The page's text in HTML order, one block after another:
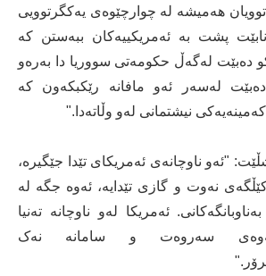
هەمیشە لە چوارچێوەی یەکگرتوویی
پشت بە ئەمریکییەکان ببەستن کە
دەبێت لەگەڵ حکومەتی سووریا دا بەرەو
دەبێت لەسەر ئەو مافانە رێکبکەون کە
نیشتمانی لەو وڵاتەدا."
"ئەو ناوچانەی ئەمریکای تێدا جێگیرە،
نەوت و گازی تێدایە، ئەوە جگە لە
ئەمریکا لەو ناوچانە تەنیا
سەروەت و سامانە نەک